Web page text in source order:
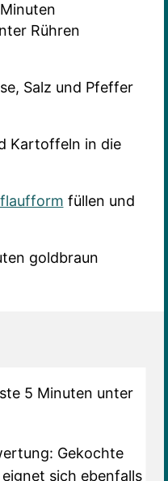
Rühren
Salz und Pfeffer
Kartoffeln in die
füllen und
goldbraun
5 Minuten unter
Gekochte
sich ebenfalls